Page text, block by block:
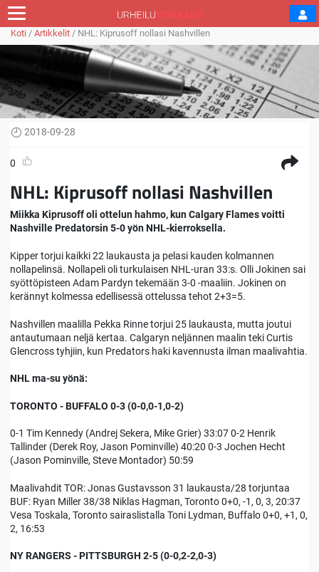
Koti / Artikkelit / NHL: Kiprusoff nollasi Nashvillen
2018-09-28
0
NHL: Kiprusoff nollasi Nashvillen
Miikka Kiprusoff oli ottelun hahmo, kun Calgary Flames voitti
Nashville Predatorsin 5-0 yön NHL-kierroksella.
Kipper torjui kaikki 22 laukausta ja pelasi kauden kolmannen
nollapelinsä. Nollapeli oli turkulaisen NHL-uran 33:s. Olli Jokinen sai
syöttöpisteen Adam Pardyn tekemään 3-0 -maaliin. Jokinen on
kerännyt kolmessa edellisessä ottelussa tehot 2+3=5.
Nashvillen maalilla Pekka Rinne torjui 25 laukausta, mutta joutui
antautumaan neljä kertaa. Calgaryn neljännen maalin teki Curtis
Glencross tyhjiin, kun Predators haki kavennusta ilman maalivahtia.
NHL ma-su yönä:
TORONTO - BUFFALO 0-3 (0-0,0-1,0-2)
0-1 Tim Kennedy (Andrej Sekera, Mike Grier) 33:07 0-2 Henrik
Tallinder (Derek Roy, Jason Pominville) 40:20 0-3 Jochen Hecht
(Jason Pominville, Steve Montador) 50:59
Maalivahdit TOR: Jonas Gustavsson 31 laukausta/28 torjuntaa
BUF: Ryan Miller 38/38 Niklas Hagman, Toronto 0+0, -1, 0, 3, 20:37
Vesa Toskala, Toronto sairaslistalla Toni Lydman, Buffalo 0+0, +1, 0,
2, 16:53
NY RANGERS - PITTSBURGH 2-5 (0-0,2-2,0-3)